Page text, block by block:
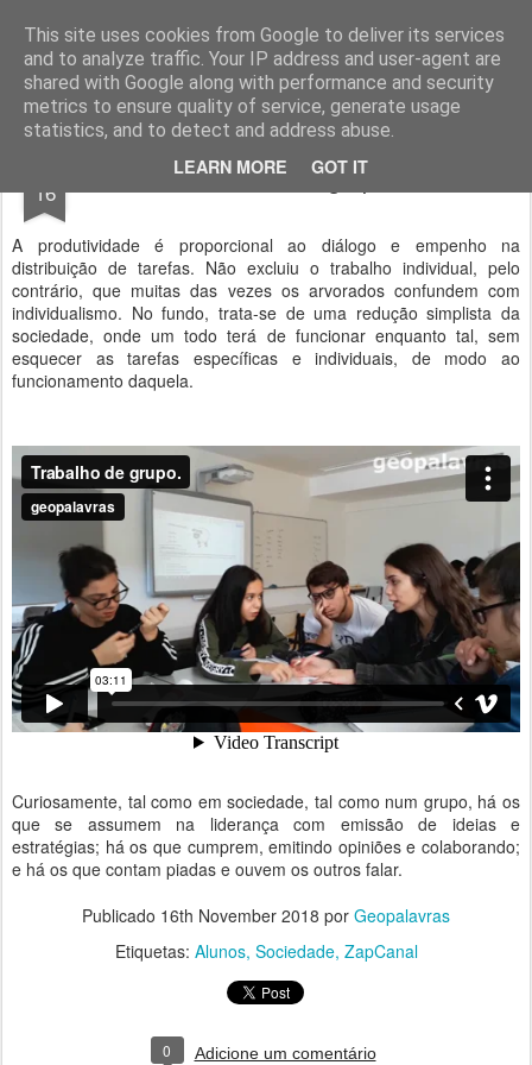
This site uses cookies from Google to deliver its services
and to analyze traffic. Your IP address and user-agent are
shared with Google along with performance and security
metrics to ensure quality of service, generate usage
statistics, and to detect and address abuse.
LEARN MORE GOT IT
Geopalavras
canal800 clique ZapCanal
16 Trabalho de grupo.
A produtividade é proporcional ao diálogo e empenho na
distribuição de tarefas. Não excluiu o trabalho individual, pelo
contrário, que muitas das vezes os arvorados confundem com
individualismo. No fundo, trata-se de uma redução simplista da
sociedade, onde um todo terá de funcionar enquanto tal, sem
esquecer as tarefas específicas e individuais, de modo ao
funcionamento daquela.
Curiosamente, tal como em sociedade, tal como num grupo, há os
que se assumem na liderança com emissão de ideias e
estratégias; há os que cumprem, emitindo opiniões e colaborando;
e há os que contam piadas e ouvem os outros falar.
Publicado 16th November 2018 por Geopalavras
Etiquetas: Alunos Sociedade ZapCanal
0 Adicione um comentário